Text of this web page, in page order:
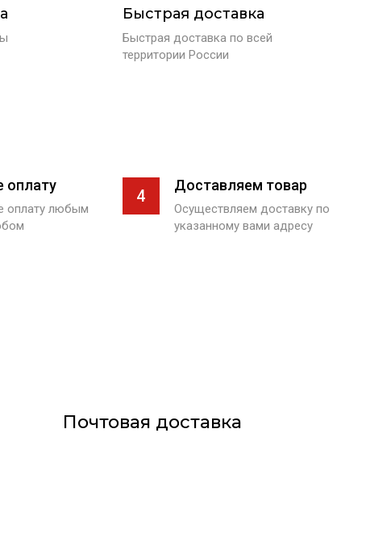
Быстрая доставка
Быстрая доставка по всей
территории России
оплату
оплату любым
4
Доставляем товар
Осуществляем доставку по
указанному вами адресу
Почтовая доставка